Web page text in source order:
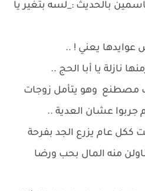
بالحديث :_لسه بتغير يا
يعني ! ..
نازلة يا أبا الحج ..
مصطنع وهو يتأمل زوجات
جربوا عشان العدية ..
ككل عام يزرع الجد بفرحة
منه المال بحب ورضا